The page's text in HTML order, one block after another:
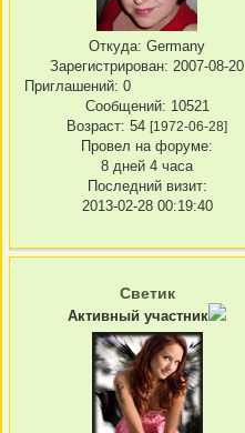
Откуда: Germany
Зарегистрирован: 2007-08-20
Приглашений: 0
Сообщений: 10521
Возраст: 54 [1972-06-28]
Провел на форуме:
8 дней 4 часа
Последний визит:
2013-02-28 00:19:40
Светик
Активный участник